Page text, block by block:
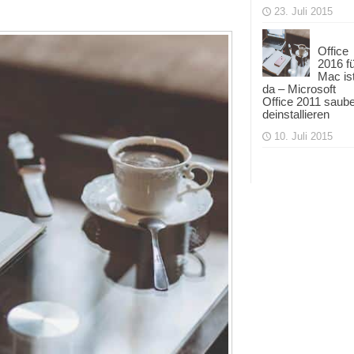
23. Juli 2015
Office
2016
Mac
da – Microsoft
Office 2011
deinstallieren
10. Juli 2015